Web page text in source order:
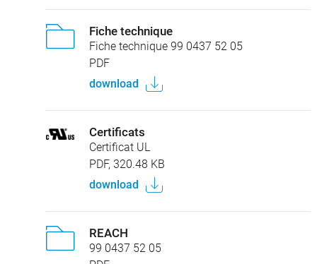
Fiche technique
Fiche technique 99 0437 52 05
PDF
download
Certificats
Certificat UL
PDF, 320.48 KB
download
REACH
99 0437 52 05